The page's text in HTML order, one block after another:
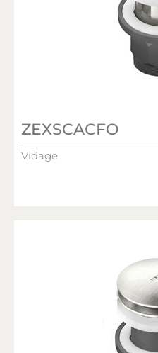
ZEXSCACFO
Vidage